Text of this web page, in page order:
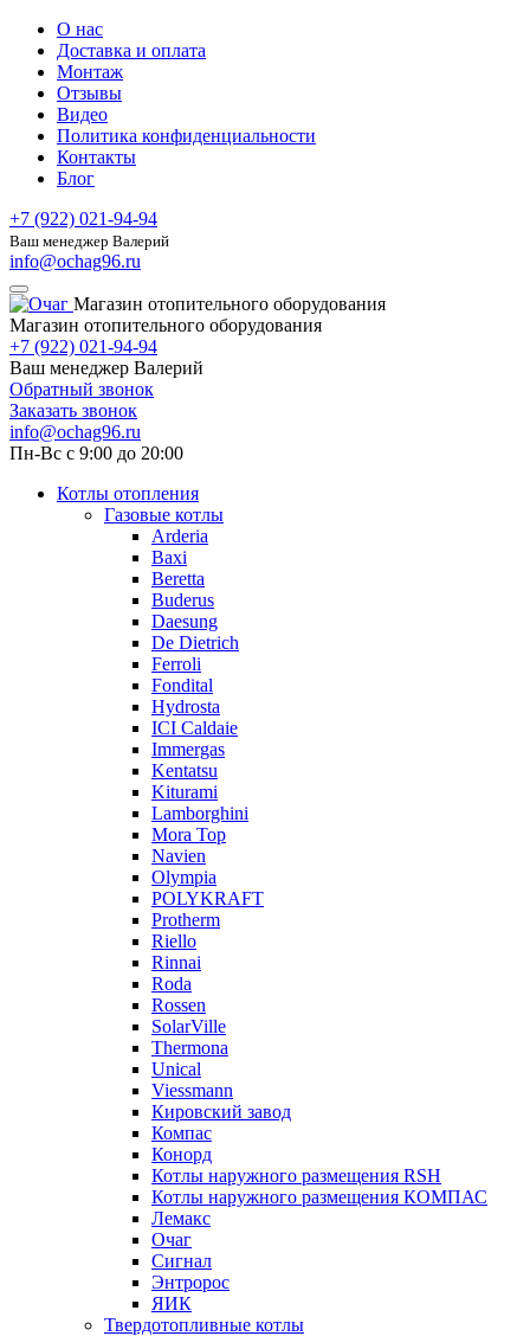
О нас
Доставка и оплата
Монтаж
Отзывы
Видео
Политика конфиденциальности
Контакты
Блог
+7 (922) 021-94-94
Ваш менеджер Валерий
info@ochag96.ru
Магазин отопительного оборудования
Магазин отопительного оборудования
+7 (922) 021-94-94
Ваш менеджер Валерий
Обратный звонок
Заказать звонок
info@ochag96.ru
Пн-Вс с 9:00 до 20:00
Котлы отопления
Газовые котлы
Arderia
Baxi
Beretta
Buderus
Daesung
De Dietrich
Ferroli
Fondital
Hydrosta
ICI Caldaie
Immergas
Kentatsu
Kiturami
Lamborghini
Mora Top
Navien
Olympia
POLYKRAFT
Protherm
Riello
Rinnai
Roda
Rossen
SolarVille
Thermona
Unical
Viessmann
Кировский завод
Компас
Конорд
Котлы наружного размещения RSH
Котлы наружного размещения КОМПАС
Лемакс
Очаг
Сигнал
Энтророс
ЯИК
Твердотопливные котлы